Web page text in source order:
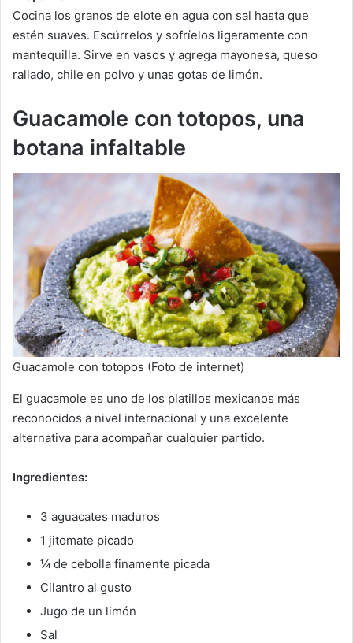
Cocina los granos de elote en agua con sal hasta que
estén suaves. Escúrrelos y sofríelos ligeramente con
mantequilla. Sirve en vasos y agrega mayonesa, queso
rallado, chile en polvo y unas gotas de limón.
Guacamole con totopos, una
botana infaltable
Guacamole con totopos (Foto de internet)
El guacamole es uno de los platillos mexicanos más
reconocidos a nivel internacional y una excelente
alternativa para acompañar cualquier partido.
Ingredientes:
3 aguacates maduros
1 jitomate picado
¼ de cebolla finamente picada
Cilantro al gusto
Jugo de un limón
Sal